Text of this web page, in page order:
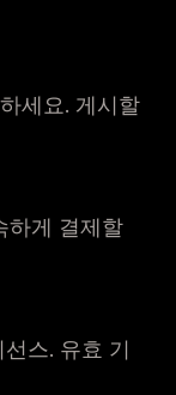
세요. 게시할
하게 결제할
스. 유효 기